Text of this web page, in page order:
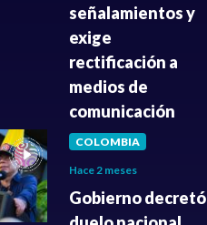
señalamientos y
exige
rectificación a
medios de
comunicación
COLOMBIA
Hace 2 meses
Gobierno decretó